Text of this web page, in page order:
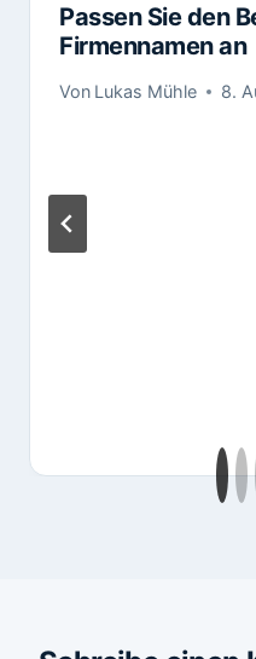
Passen Sie den
Firmennamen an
Von Lukas Mühle 8.